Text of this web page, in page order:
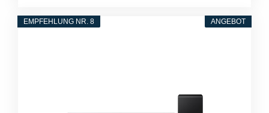
ANGEBOT
EMPFEHLUNG NR. 8